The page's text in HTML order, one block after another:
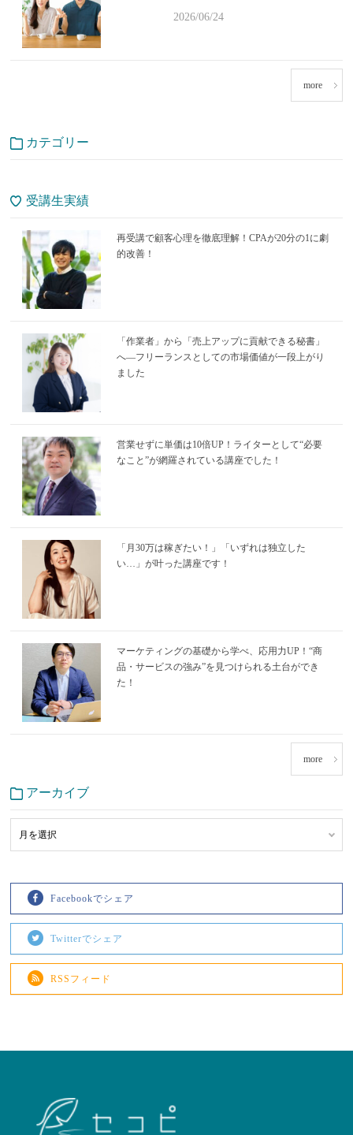
2026/06/24
more
カテゴリー
受講生実績
再受講で顧客心理を徹底理解！CPAが20分の1に劇
的改善！
「作業者」から「売上アップに貢献できる秘書」
へ―フリーランスとしての市場価値が一段上がり
ました
営業せずに単価は10倍UP！ライターとして“必要
なこと”が網羅されている講座でした！
「月30万は稼ぎたい！」「いずれは独立した
い…」が叶った講座です！
マーケティングの基礎から学べ、応用力UP！“商
品・サービスの強み”を見つけられる土台ができ
た！
more
アーカイブ
Facebookでシェア
Twitterでシェア
RSSフィード